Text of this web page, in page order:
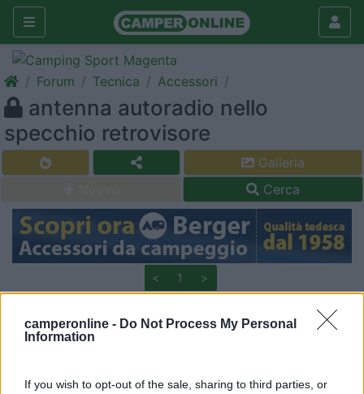
camperonline - Do Not Process My Personal
Information
If you wish to opt-out of the sale, sharing to third parties, or
Forum Tecnica Accessori
antenna autoradio nello
specchio retrovisore
Galleria
Cerca
< 1 >
236
specchietto retrovisore e non prende molto bene...... Vorrei